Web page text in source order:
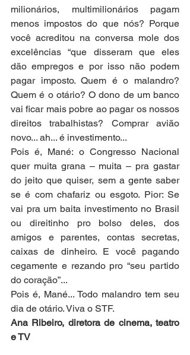
milionários, multimilionários pagam
menos impostos do que nós? Porque
você acreditou na conversa mole dos
excelências “que disseram que eles
dão empregos e por isso não podem
pagar imposto. Quem é o malandro?
Quem é o otário? O dono de um banco
vai ficar mais pobre ao pagar os nossos
direitos trabalhistas? Comprar avião
novo... ah... é investimento...
Pois é, Mané: o Congresso Nacional
quer muita grana – muita – pra gastar
do jeito que quiser, sem a gente saber
se é com chafariz ou esgoto. Pior: Se
vai pra um baita investimento no Brasil
ou direitinho pro bolso deles, dos
amigos e parentes, contas secretas,
caixas de dinheiro. E você pagando
cegamente e rezando pro “seu partido
do coração”...
Pois é, Mané... Todo malandro tem seu
dia de otário. Viva o STF.
Ana Ribeiro, diretora de cinema, teatro
e TV